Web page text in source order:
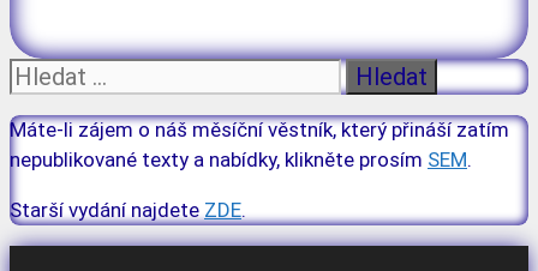
Hledat:
Máte-li zájem o náš měsíční věstník, který přináší zatím
nepublikované texty a nabídky, klikněte prosím SEM.
Starší vydání najdete ZDE.